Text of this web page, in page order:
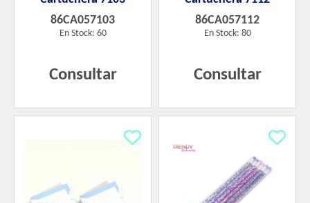
86CA057103
En Stock: 60
Consultar
86CA057112
En Stock: 80
Consultar